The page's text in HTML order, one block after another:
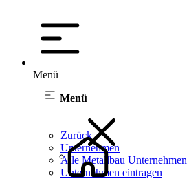
Menü
Menü
Zurück
Unternehmen
Alle Metallbau Unternehmen
Unternehmen eintragen